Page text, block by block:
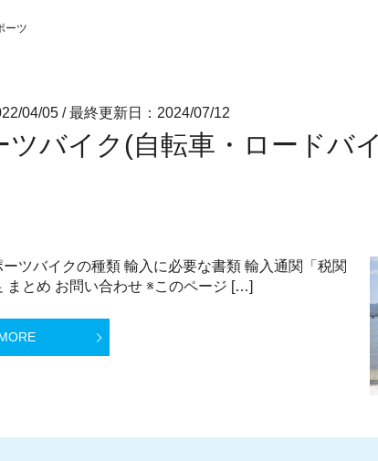
ーツ
04/05 /最終更新日：2024/07/12
ツバイク(自転車・ロードバ
ツバイクの種類 輸入に必要な書類 輸入通関「税関
まとめ お問い合わせ ※このページ […]